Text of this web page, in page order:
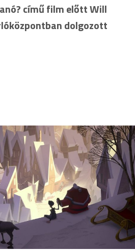
című film előtt Will
dolgozott